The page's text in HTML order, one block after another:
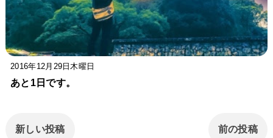
2016年12月29日木曜日
あと1日です。
新しい投稿 前の投稿